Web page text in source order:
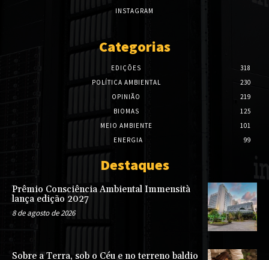
INSTAGRAM
Categorias
EDIÇÕES
318
POLÍTICA AMBIENTAL
230
OPINIÃO
219
BIOMAS
125
MEIO AMBIENTE
101
ENERGIA
99
Destaques
Prêmio Consciência Ambiental Immensità
lança edição 2027
8 de agosto de 2026
Sobre a Terra, sob o Céu e no terreno baldio